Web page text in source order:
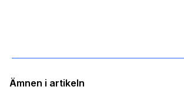
Ämnen i artikeln